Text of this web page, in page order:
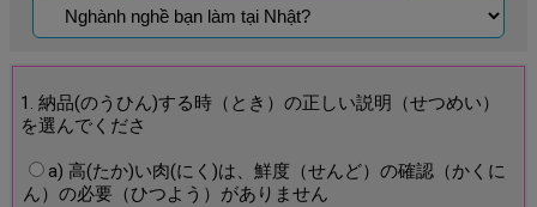
1. 納品(のうひん)する時（とき）の正しい説明（せつめい）
を選んでくださ
a) 高(たか)い肉(にく)は、鮮度（せんど）の確認（かくに
ん）の必要（ひつよう）がありません